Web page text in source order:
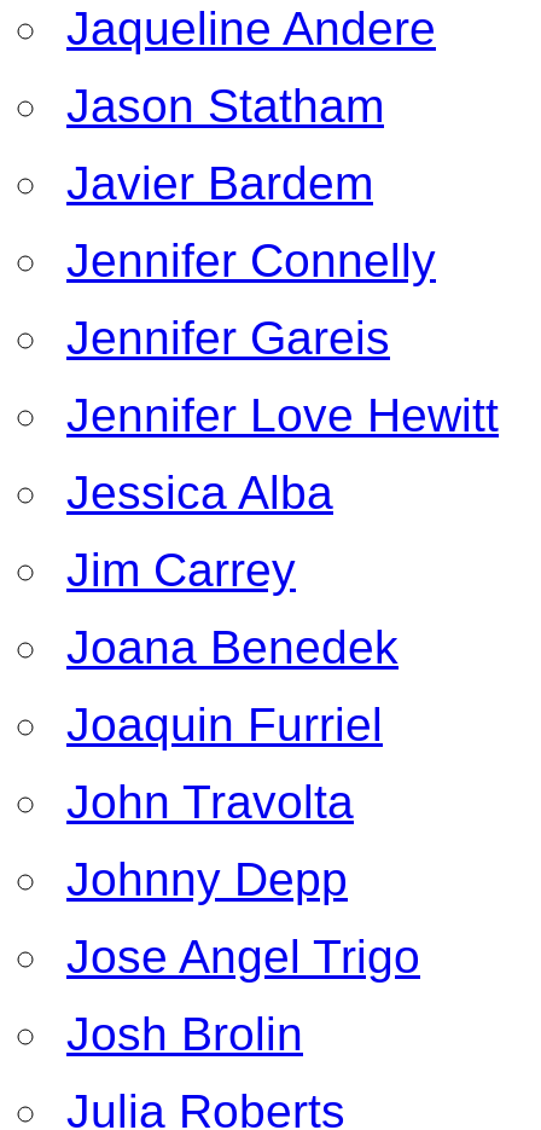
Jaqueline Andere
Jason Statham
Javier Bardem
Jennifer Connelly
Jennifer Gareis
Jennifer Love Hewitt
Jessica Alba
Jim Carrey
Joana Benedek
Joaquin Furriel
John Travolta
Johnny Depp
Jose Angel Trigo
Josh Brolin
Julia Roberts